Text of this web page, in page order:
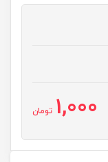
1,000 تومان